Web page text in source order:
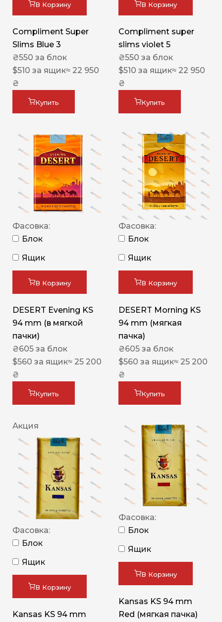
В Корзину
Compliment Super
Slims Blue 3
₴550 за блок
$510 за ящик≈ 22 950
₴
Купить
В Корзину
Compliment super
slims violet 5
₴550 за блок
$510 за ящик≈ 22 950
₴
Купить
Фасовка:
Блок
Ящик
В Корзину
DESERT Evening KS
94 mm (в мягкой
пачки)
₴605 за блок
$560 за ящик≈ 25 200
₴
Купить
Фасовка:
Блок
Ящик
В Корзину
DESERT Morning KS
94 mm (мягкая
пачка)
₴605 за блок
$560 за ящик≈ 25 200
₴
Купить
Акция
Фасовка:
Блок
Ящик
В Корзину
Kansas KS 94 mm
Фасовка:
Блок
Ящик
В Корзину
Kansas KS 94 mm
Red (мягкая пачка)